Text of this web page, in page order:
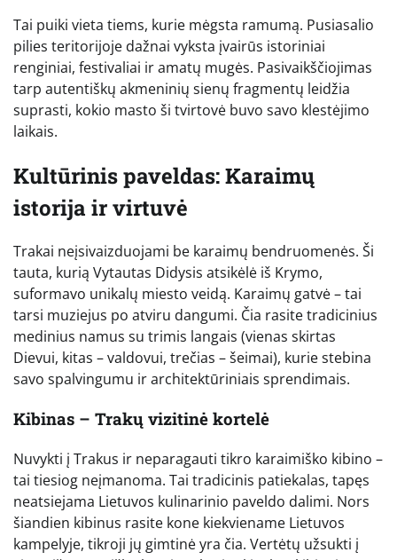
Tai puiki vieta tiems, kurie mėgsta ramumą. Pusiasalio
pilies teritorijoje dažnai vyksta įvairūs istoriniai
renginiai, festivaliai ir amatų mugės. Pasivaikščiojimas
tarp autentiškų akmeninių sienų fragmentų leidžia
suprasti, kokio masto ši tvirtovė buvo savo klestėjimo
laikais.
Kultūrinis paveldas: Karaimų
istorija ir virtuvė
Trakai neįsivaizduojami be karaimų bendruomenės. Ši
tauta, kurią Vytautas Didysis atsikėlė iš Krymo,
suformavo unikalų miesto veidą. Karaimų gatvė – tai
tarsi muziejus po atviru dangumi. Čia rasite tradicinius
medinius namus su trimis langais (vienas skirtas
Dievui, kitas – valdovui, trečias – šeimai), kurie stebina
savo spalvingumu ir architektūriniais sprendimais.
Kibinas – Trakų vizitinė kortelė
Nuvykti į Trakus ir neparagauti tikro karaimiško kibino –
tai tiesiog neįmanoma. Tai tradicinis patiekalas, tapęs
neatsiejama Lietuvos kulinarinio paveldo dalimi. Nors
šiandien kibinus rasite kone kiekviename Lietuvos
kampelyje, tikroji jų gimtinė yra čia. Vertėtų užsukti į